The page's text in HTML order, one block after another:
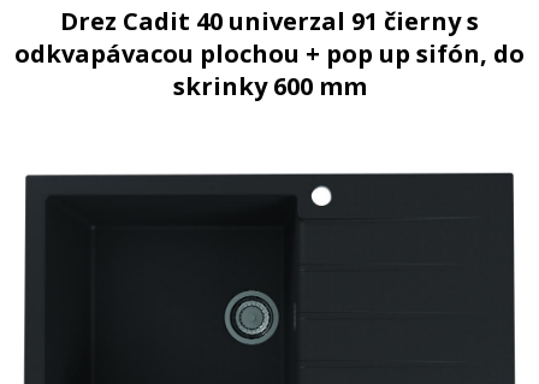
Drez Cadit 40 univerzal 91 čierny s
odkvapávacou plochou + pop up sifón, do
skrinky 600 mm